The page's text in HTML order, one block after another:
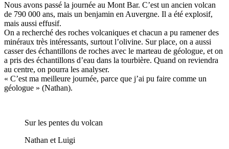
Nous avons passé la journée au Mont Bar. C’est un ancien volcan
de 790 000 ans, mais un benjamin en Auvergne. Il a été explosif,
mais aussi effusif.
On a recherché des roches volcaniques et chacun a pu ramener des
minéraux très intéressants, surtout l’olivine. Sur place, on a aussi
casser des échantillons de roches avec le marteau de géologue, et on
a pris des échantillons d’eau dans la tourbière. Quand on reviendra
au centre, on pourra les analyser.
« C’est ma meilleure journée, parce que j’ai pu faire comme un
géologue » (Nathan).
Sur les pentes du volcan
Nathan et Luigi